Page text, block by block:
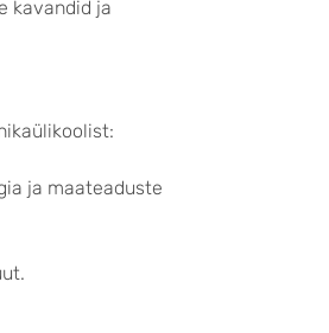
kavandid ja
ja maateaduste